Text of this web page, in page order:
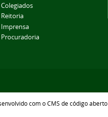
Colegiados
Reitoria
Imprensa
Procuradoria
com o CMS de código aberto